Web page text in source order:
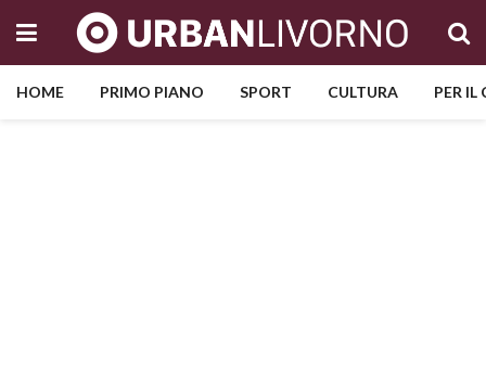
HOME PRIMO PIANO SPORT CULTURA PER